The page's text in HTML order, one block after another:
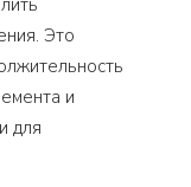
Это
и
для